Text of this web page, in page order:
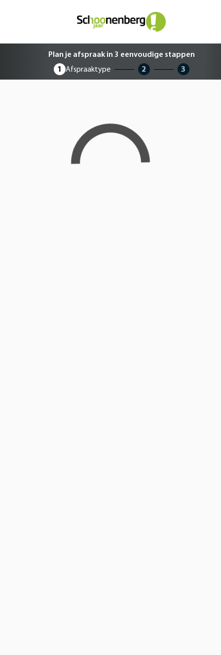
Plan je afspraak in 3 eenvoudige
Plan je afspraak in 3 eenvoudige stappen
1
Afspraaktype 2 3
Loading...